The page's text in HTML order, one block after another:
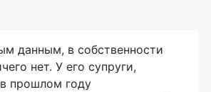
данным, в собственности
нет. У его супруги,
прошлом году